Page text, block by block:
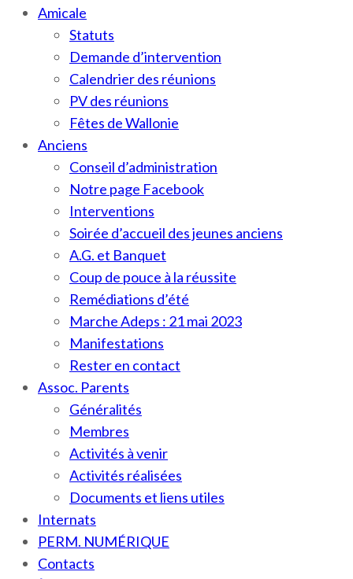
Amicale
Statuts
Demande d’intervention
Calendrier des réunions
PV des réunions
Fêtes de Wallonie
Anciens
Conseil d’administration
Notre page Facebook
Interventions
Soirée d’accueil des jeunes anciens
A.G. et Banquet
Coup de pouce à la réussite
Remédiations d’été
Marche Adeps : 21 mai 2023
Manifestations
Rester en contact
Assoc. Parents
Généralités
Membres
Activités à venir
Activités réalisées
Documents et liens utiles
Internats
PERM. NUMÉRIQUE
Contacts